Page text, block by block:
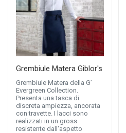
Grembiule Matera Giblor's
Grembiule Matera della G’
Evergreen Collection.
Presenta una tasca di
discreta ampiezza, ancorata
con travette. I lacci sono
realizzati in un gross
resistente dall'aspetto